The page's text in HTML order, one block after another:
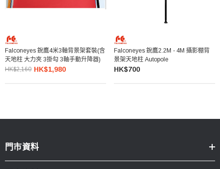
Falconeyes 銳鷹4米3軸背景架套裝(含
天地柱 大力夾 3掛勾 3軸手動升降器)
HK$2,160 HK$1,980
Falconeyes 銳鷹2.2M - 4M 攝影棚背
景架天地柱 Autopole
HK$700
門市資料